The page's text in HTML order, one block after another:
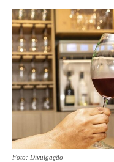
Foto: Divulgação